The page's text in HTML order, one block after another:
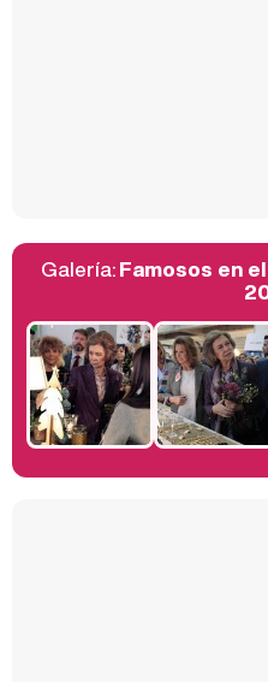
Galería:Famosos en